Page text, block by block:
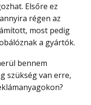
Elsőre ez
régen az
most pedig
a gyártók.
szükség van erre,